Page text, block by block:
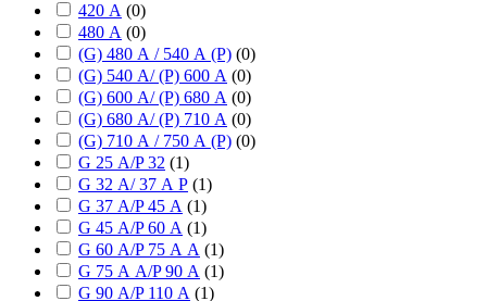
420 А (0)
480 А (0)
(G) 480 А / 540 А (P) (0)
(G) 540 А/ (P) 600 А (0)
(G) 600 А/ (P) 680 А (0)
(G) 680 А/ (P) 710 А (0)
(G) 710 А / 750 А (P) (0)
G 25 А/P 32 (1)
G 32 А/ 37 А P (1)
G 37 А/P 45 А (1)
G 45 А/P 60 А (1)
G 60 А/P 75 А А (1)
G 75 А А/P 90 А (1)
G 90 А/P 110 А (1)